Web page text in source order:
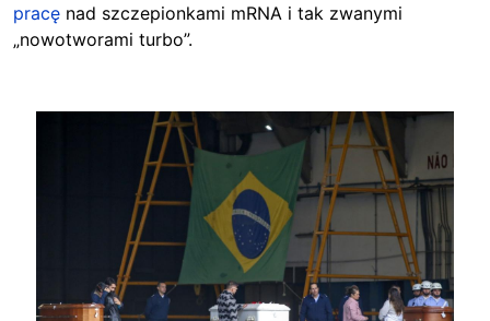
pracę nad szczepionkami mRNA i tak zwanymi
„nowotworami turbo”.